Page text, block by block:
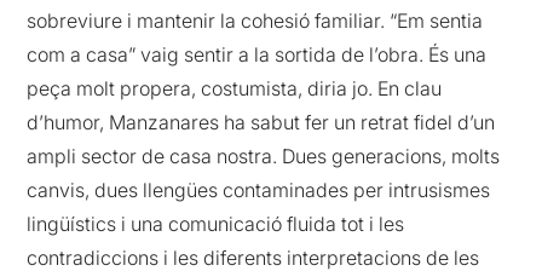
sobreviure i mantenir la cohesió familiar. “Em sentia
com a casa” vaig sentir a la sortida de l’obra. És una
peça molt propera, costumista, diria jo. En clau
d’humor, Manzanares ha sabut fer un retrat fidel d’un
ampli sector de casa nostra. Dues generacions, molts
canvis, dues llengües contaminades per intrusismes
lingüístics i una comunicació fluida tot i les
contradiccions i les diferents interpretacions de les